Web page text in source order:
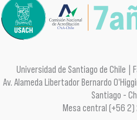
Universidad de Santiago de Chile |
Av. Alameda Libertador Bernardo
Santiago -
Mesa central (+56 2)